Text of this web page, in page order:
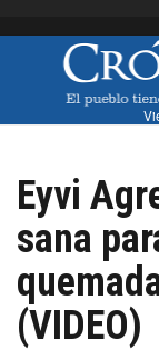
Eyvi
sana
(VIDEO)